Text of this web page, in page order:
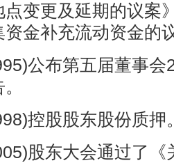
变更及延期的议案
金补充流动资金的
公布第五届董事会
控股股东股份质押
股东大会通过了《